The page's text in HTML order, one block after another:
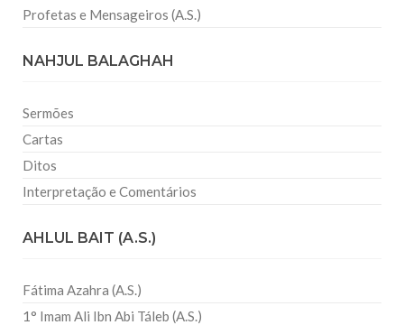
Profetas e Mensageiros (A.S.)
NAHJUL BALAGHAH
Sermões
Cartas
Ditos
Interpretação e Comentários
AHLUL BAIT (A.S.)
Fátima Azahra (A.S.)
1° Imam Ali Ibn Abi Táleb (A.S.)